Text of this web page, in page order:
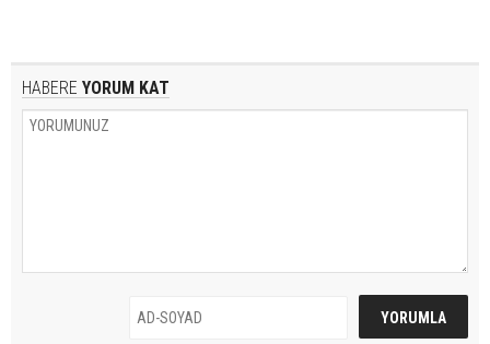
HABERE YORUM KAT